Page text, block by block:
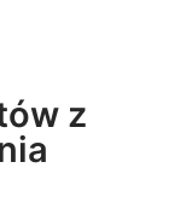
z